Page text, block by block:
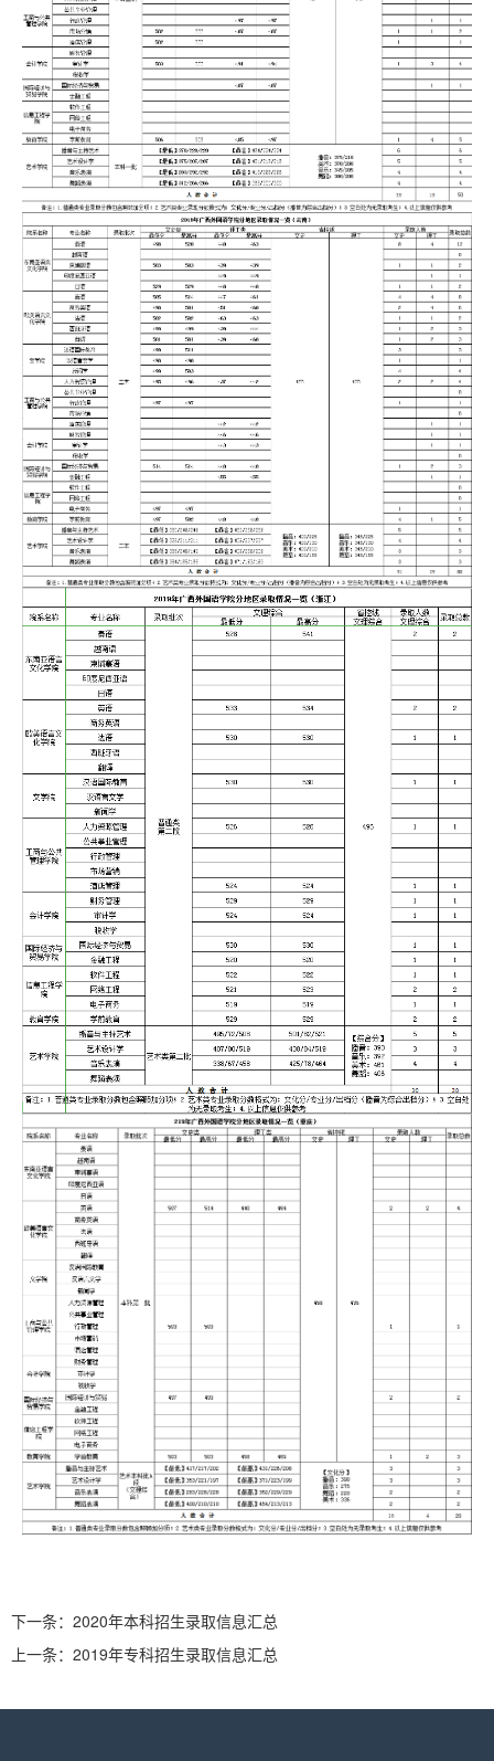
下一条： 2020年本科招生录取信息汇总
上一条： 2019年专科招生录取信息汇总